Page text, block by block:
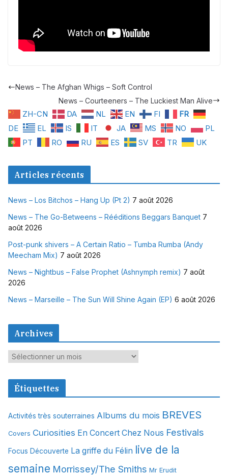
News – The Afghan Whigs – Soft Control
News – Courteeners – The Luckiest Man Alive
ZH-CN DA NL EN FI
FR
DE
EL IS IT JA MS NO
PL
PT
RO RU ES SV TR UK
Articles récents
News – Los Bitchos – Hang Up (Pt 2) 7 août 2026
News – The Go-Betweens – Rééditions Beggars Banquet 7
août 2026
Post-punk shivers – A Certain Ratio – Tumba Rumba (Andy
Meecham Mix) 7 août 2026
News – Nightbus – False Prophet (Ashnymph remix) 7 août
2026
News – Marseille – The Sun Will Shine Again (EP) 6 août 2026
Archives
A
c
v
e
Étiquettes
Activités très souterraines Albums du mois BREVES
Covers Curiosities En Concert Chez Nous Festivals
Focus Découverte La griffe du Félin live de la
semaine Morrissey/The Smiths Mr Erudit